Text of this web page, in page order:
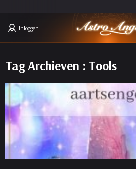
Inloggen
Tag Archieven : Tools